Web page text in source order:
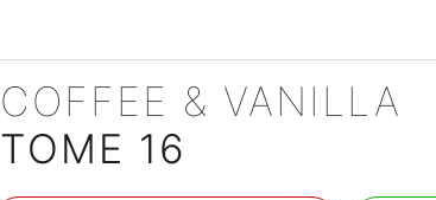
COFFEE & VANILLA
TOME 16